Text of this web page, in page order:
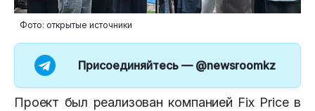
Фото: открытые источники
Присоединяйтесь — @newsroomkz
Проект был реализован компанией Fix Price в